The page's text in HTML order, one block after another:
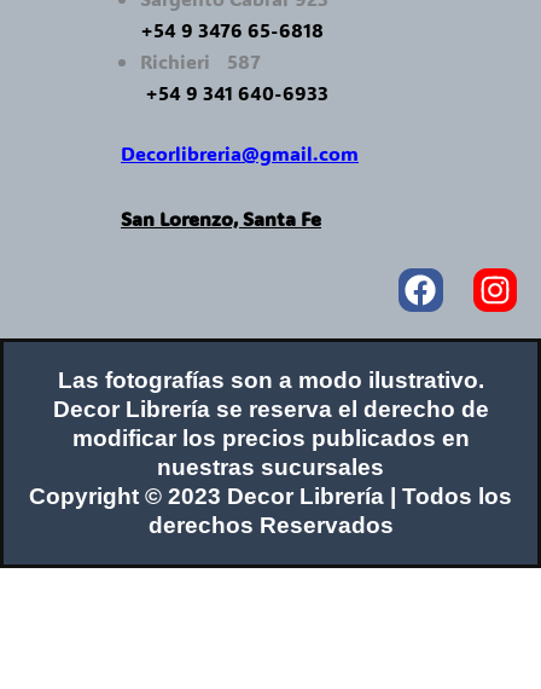
+54 9 3476 65-6818
Richieri 587
+54 9 341 640-6933
Decorlibreria@gmail.com
San Lorenzo, Santa Fe
Las fotografías son a modo ilustrativo.
Decor Librería se reserva el derecho de
modificar los precios publicados en
nuestras sucursales
Copyright © 2023 Decor Librería | Todos los
derechos Reservados